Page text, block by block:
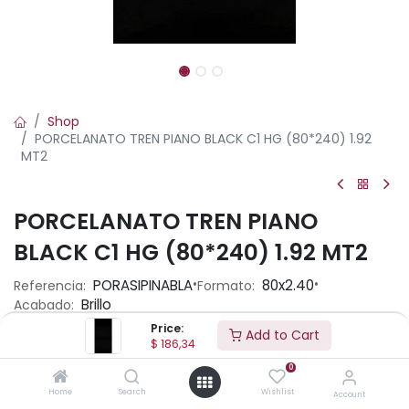
Price:
$ 186,34 Add to Cart
Home Search
0
Wishlist Account
Shop
PORCELANATO TREN PIANO BLACK C1 HG (80*240) 1.92
MT2
PORCELANATO TREN PIANO
BLACK C1 HG (80*240) 1.92 MT2
Referencia: PORASIPINABLA•Formato: 80x2.40•
Acabado: Brillo
Ambiente